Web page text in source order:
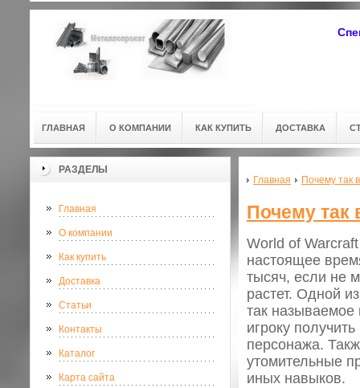
ГЛАВНАЯ О КОМПАНИИ КАК КУПИТЬ ДОСТАВКА
РАЗДЕЛЫ
Главная
О компании
Как купить
Доставка
Статьи
Контакты
Каталог
Карта сайта
Главная Почему так
Почему так
World of
настоящее
тысяч, если не
растет. Одной
так называемое
игроку
персонажа.
утомительные
иных навыков.